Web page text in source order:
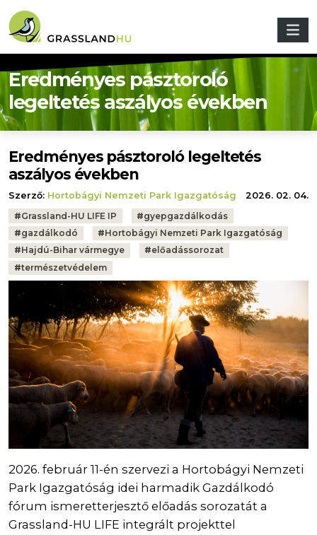
Eredményes pásztoroló
legeltetés aszályos években
Eredményes pásztoroló legeltetés
aszályos években
Szerző: Hortobágyi Nemzeti Park Igazgatóság
2026. 02. 04.
Tags:
#Grassland-HU LIFE IP #gyepgazdálkodás
#gazdálkodó #Hortobágyi Nemzeti Park Igazgatóság
#Hajdú-Bihar vármegye #előadássorozat
#természetvédelem
2026. február 11-én szervezi a Hortobágyi Nemzeti
Park Igazgatóság idei harmadik Gazdálkodó
fórum ismeretterjesztő előadás sorozatát a
Grassland-HU LIFE integrált projekttel